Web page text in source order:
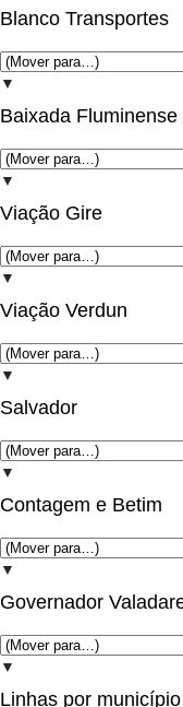
Blanco Transportes
▼
Baixada Fluminense
▼
Viação Gire
▼
Viação Verdun
▼
Salvador
▼
Contagem e Betim
▼
Governador
▼
Linhas por município